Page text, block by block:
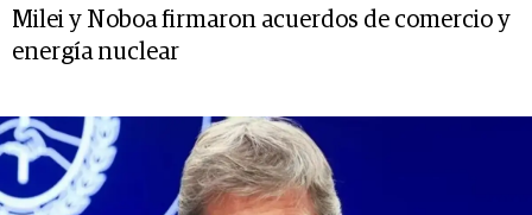
Milei y Noboa firmaron acuerdos de comercio y
energía nuclear